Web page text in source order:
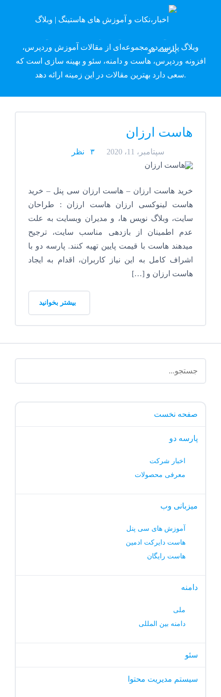
وبلاگ پارسه دِو
وبلاگ پارسه دو مجموعه‌ای از مقالات آموزش وردپرس،
افزونه وردپرس، هاست و دامنه، سئو و بهینه سازی است که
سعی دارد بهترین مقالات در این زمینه ارائه دهد.
هاست ارزان
سپتامبر، 11، 2020 ۳ نظر
خرید هاست ارزان – هاست ارزان سی پنل – خرید
هاست لینوکسی ارزان هاست ارزان : طراحان
سایت، وبلاگ نویس ها، و مدیران وبسایت به علت
عدم اطمینان از بازدهی مناسب سایت، ترجیح
میدهند هاست با قیمت پایین تهیه کنند. پارسه دو با
اشراف کامل به این نیاز کاربران، اقدام به ایجاد
هاست ارزان و […]
بیشتر بخوانید
صفحه نخست
پارسه دو
اخبار شرکت
معرفی محصولات
میزبانی وب
آموزش های سی پنل
هاست دایرکت ادمین
هاست رایگان
دامنه
ملی
دامنه بین المللی
سئو
سیستم مدیریت محتوا